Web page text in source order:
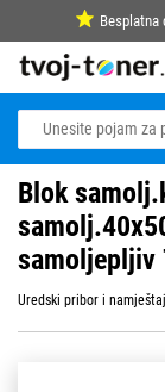
Besplatna
Blok
samoljepljiv
Uredski pribor i namještaj